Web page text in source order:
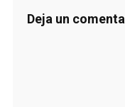
Deja un